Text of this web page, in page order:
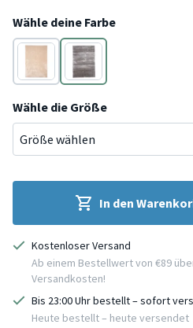
Wähle deine Farbe
Creme
Hellgrau
Wähle die Größe
In den
Kostenloser Versand
Ab einem Bestellwert von €89
Versandkosten!
Bis 23:00 Uhr bestellt – sofort
Heute bestellt – heute versendet